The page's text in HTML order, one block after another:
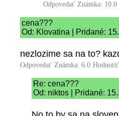
Odpovedať Známka: 10.0
cena???
Od: Klovatina | Pridané:
nezlozime sa na to?
Odpovedať Známka: 6.0
Re: cena???
Od: niktos | Pridané: